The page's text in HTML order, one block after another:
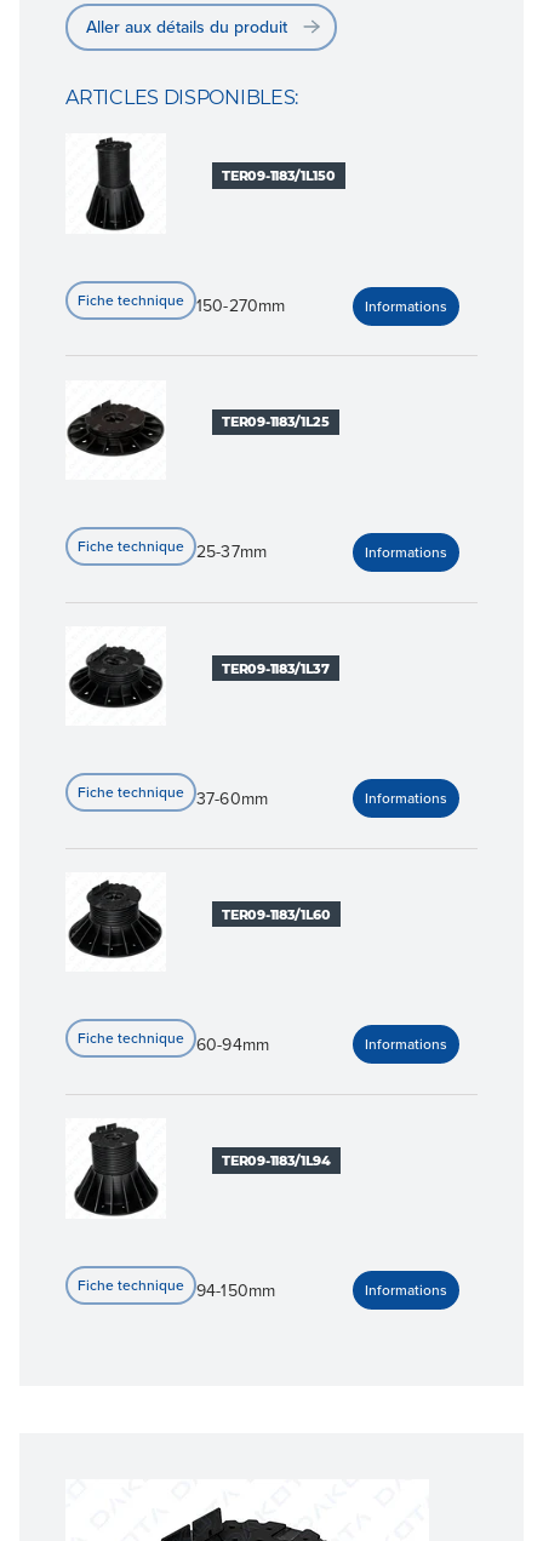
Aller aux détails du produit
ARTICLES DISPONIBLES:
TER09-1183/1L150
150-270mm
TER09-1183/1L25
25-37mm
TER09-1183/1L37
37-60mm
TER09-1183/1L60
60-94mm
TER09-1183/1L94
94-150mm